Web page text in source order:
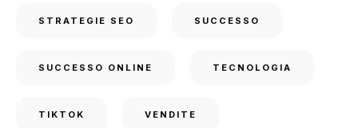
STRATEGIE SEO SUCCESSO
SUCCESSO ONLINE TECNOLOGIA
TIKTOK VENDITE